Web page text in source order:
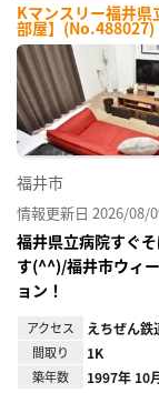
Kマンスリー福井
部屋】(No.488027)
福井市
情報更新日 2026/08/
福井県立病院すぐ
す(^^)/福井市ウィ
ョン！
アクセス えちぜん
間取り 1K
築年数 1997年 10